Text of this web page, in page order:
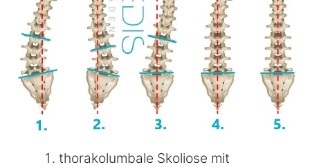
thorakolumbale Skoliose mit